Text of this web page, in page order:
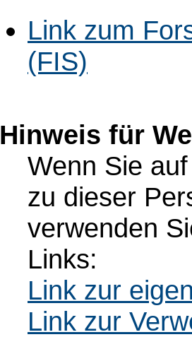
Link zum
(FIS)
Hinweis für
Wenn Sie
zu dieser
verwenden
Links:
Link zur
Link zur